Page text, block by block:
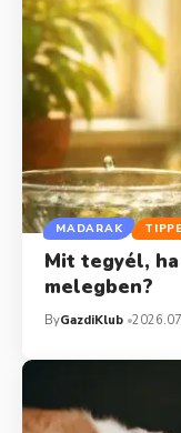
MADARAK
Mit tegyél,
melegben?
ByGazdiKlub